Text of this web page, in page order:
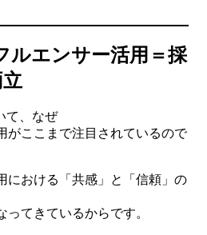
ルエンサー活用＝採
て、なぜ
がここまで注目されているので
における「共感」と「信頼」の
ってきているからです。